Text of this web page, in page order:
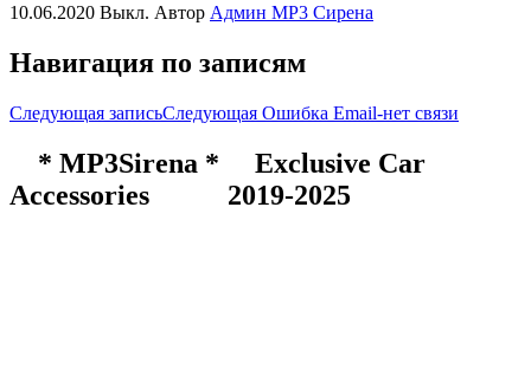
10.06.2020 Выкл. Автор Админ MP3 Сирена
Навигация по записям
Следующая записьСледующая Ошибка Email-нет связи
* MP3Sirena * Exclusive Car
Accessories 2019-2025